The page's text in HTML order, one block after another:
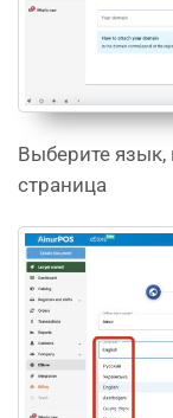
Выберите язык,
страница